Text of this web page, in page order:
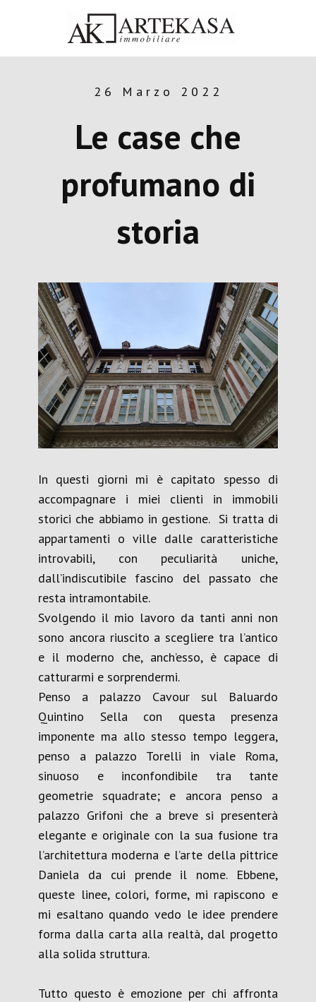
26 Marzo 2022
Le case che
profumano di
storia
In questi giorni mi è capitato spesso di
accompagnare i miei clienti in immobili
storici che abbiamo in gestione. Si tratta di
appartamenti o ville dalle caratteristiche
introvabili, con peculiarità uniche,
dall’indiscutibile fascino del passato che
resta intramontabile.
Svolgendo il mio lavoro da tanti anni non
sono ancora riuscito a scegliere tra l’antico
e il moderno che, anch’esso, è capace di
catturarmi e sorprendermi.
Penso a palazzo Cavour sul Baluardo
Quintino Sella con questa presenza
imponente ma allo stesso tempo leggera,
penso a palazzo Torelli in viale Roma,
sinuoso e inconfondibile tra tante
geometrie squadrate; e ancora penso a
palazzo Grifoni che a breve si presenterà
elegante e originale con la sua fusione tra
l’architettura moderna e l’arte della pittrice
Daniela da cui prende il nome. Ebbene,
queste linee, colori, forme, mi rapiscono e
mi esaltano quando vedo le idee prendere
forma dalla carta alla realtà, dal progetto
alla solida struttura.
Tutto questo è emozione per chi affronta